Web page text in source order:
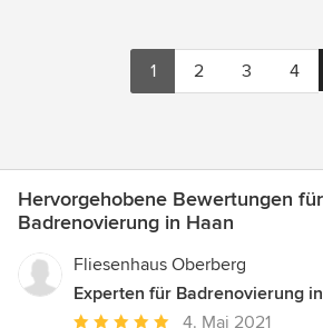
1 2 3 4
Hervorgehobene Bewertungen
Badrenovierung in Haan
Fliesenhaus Oberberg
Experten für Badrenovierung
Durchschnittliche4. Mai 2021